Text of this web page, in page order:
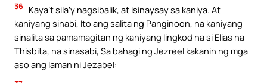
36 Kaya’t sila’y nagsibalik, at isinaysay sa kaniya. At
kaniyang sinabi, Ito ang salita ng Panginoon, na kaniyang
sinalita sa pamamagitan ng kaniyang lingkod na si Elias na
Thisbita, na sinasabi, Sa bahagi ng Jezreel kakanin ng mga
aso ang laman ni Jezabel: